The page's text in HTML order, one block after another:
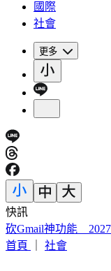
國際
社會
更多
快訊
快訊／遠見‧天下文
首頁
社會